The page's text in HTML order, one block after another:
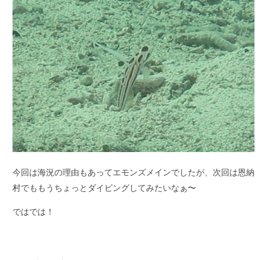
今回は海況の理由もあってエモンズメインでしたが、次回は恩納
村でももうちょっとダイビングしてみたいなぁ〜
ではでは！